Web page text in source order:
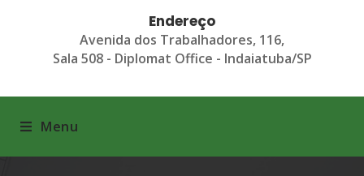
Endereço
Avenida dos Trabalhadores, 116,
Sala 508 - Diplomat Office - Indaiatuba/SP
Menu